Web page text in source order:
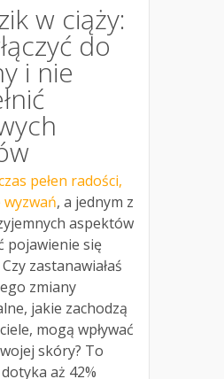
w ciąży:
do
i nie
pełen radości,
, a jednym z
aspektów
pojawienie się
zastanawiałaś
zmiany
jakie zachodzą
mogą wpływać
skóry? To
aż 42%